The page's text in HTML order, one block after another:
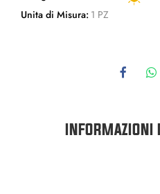
Unita di Misura: 1 PZ
INFORMAZIONI